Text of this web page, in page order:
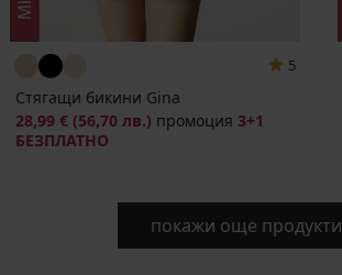
5
Стягащи бикини Gina
28,99 € (56,70 лв.) промоция 3+1
БЕЗПЛАТНО
покажи още продукти